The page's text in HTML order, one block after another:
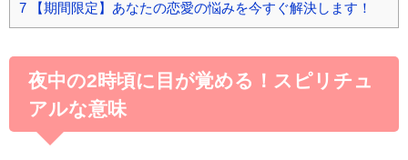
7 【期間限定】あなたの恋愛の悩みを今すぐ解決します！
夜中の2時頃に目が覚める！スピリチュ
アルな意味